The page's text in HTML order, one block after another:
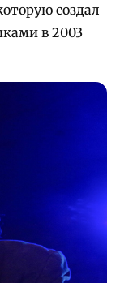
создал
в 2003